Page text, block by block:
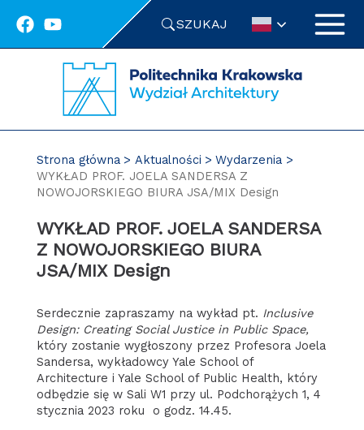
SZUKAJ
Strona główna Aktualności
Wydarzenia
WYKŁAD PROF. JOELA SANDERSA Z
NOWOJORSKIEGO BIURA JSA/MIX Design
WYKŁAD PROF. JOELA SANDERSA
Z NOWOJORSKIEGO BIURA
JSA/MIX Design
Serdecznie zapraszamy na wykład pt. Inclusive
Design: Creating Social Justice in Public Space,
który zostanie wygłoszony przez Profesora Joela
Sandersa, wykładowcy Yale School of
Architecture i Yale School of Public Health, który
odbędzie się w Sali W1 przy ul. Podchorążych 1, 4
stycznia 2023 roku o godz. 14.45.